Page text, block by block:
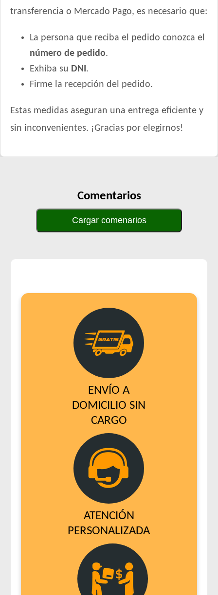
transferencia o Mercado Pago, es necesario que:
La persona que reciba el pedido conozca el
número de pedido.
Exhiba su DNI.
Firme la recepción del pedido.
Estas medidas aseguran una entrega eficiente y
sin inconvenientes. ¡Gracias por elegirnos!
Comentarios
Cargar comenarios
ENVÍO A
DOMICILIO SIN
CARGO
ATENCIÓN
PERSONALIZADA